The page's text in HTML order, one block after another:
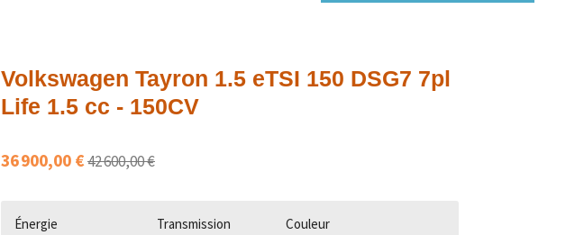
Volkswagen Tayron 1.5 eTSI 150 DSG7 7pl
Life 1.5 cc - 150CV
36 900,00 €42 600,00 €
Énergie Transmission Couleur